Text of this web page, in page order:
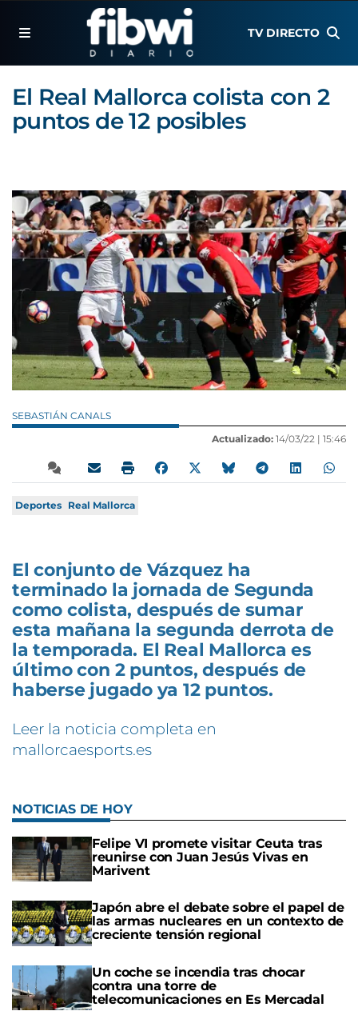
TV DIRECTO
El Real Mallorca colista con 2
puntos de 12 posibles
SEBASTIÁN CANALS
Actualizado: 14/03/22 | 15:46
Deportes Real Mallorca
El conjunto de Vázquez ha
terminado la jornada de Segunda
como colista, después de sumar
esta mañana la segunda derrota de
la temporada. El Real Mallorca es
último con 2 puntos, después de
haberse jugado ya 12 puntos.
Leer la noticia completa en
mallorcaesports.es
NOTICIAS DE HOY
Felipe VI promete visitar Ceuta tras
reunirse con Juan Jesús Vivas en
Marivent
Japón abre el debate sobre el papel de
las armas nucleares en un contexto de
creciente tensión regional
Un coche se incendia tras chocar
contra una torre de
telecomunicaciones en Es Mercadal